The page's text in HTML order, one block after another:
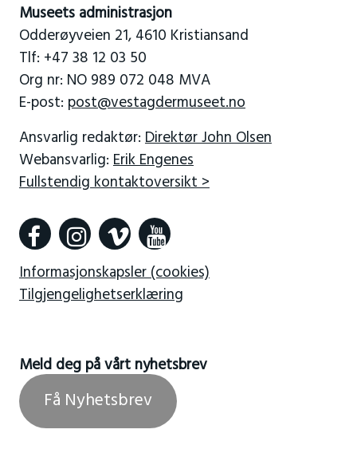
Museets administrasjon
Odderøyveien 21, 4610 Kristiansand
Tlf: +47 38 12 03 50
Org nr: NO 989 072 048 MVA
E-post: post@vestagdermuseet.no
Ansvarlig redaktør: Direktør John Olsen
Webansvarlig: Erik Engenes
Fullstendig kontaktoversikt >
Informasjonskapsler (cookies)
Tilgjengelighetserklæring
Meld deg på vårt nyhetsbrev
Få Nyhetsbrev